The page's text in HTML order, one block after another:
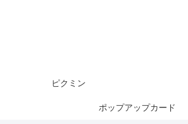
ピクミン
ポップアップカード